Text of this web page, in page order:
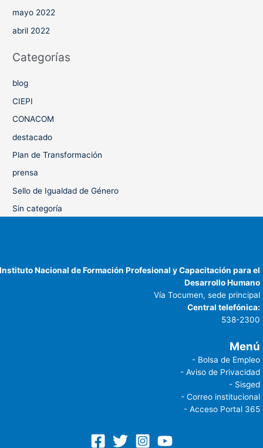
mayo 2022
abril 2022
Categorías
blog
CIEPI
CONACOM
destacado
Plan de Transformación
prensa
Sello de Igualdad de Género
Sin categoría
Instituto Nacional de Formación Profesional y Capacitación para el
Desarrollo Humano
Vía Tocumen, sede principal
Central telefónica:
538-2300
Menú
- Bolsa de Empleo
- Aviso de Privacidad
- Sisged
- Correo institucional
- Acceso Portal 365